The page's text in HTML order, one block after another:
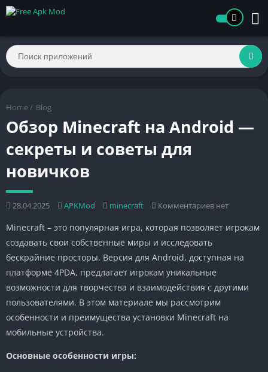
Home / Blog
Обзор Minecraft на Android —
секреты и советы для
новичков
28.04.2025 APKMod minecraft Комментариев нет
Minecraft – это популярная игра, которая позволяет игрокам
создавать свои собственные миры и исследовать
бескрайние просторы. Версия для Android, доступная на
платформе 4PDA, предлагает игрокам уникальные
возможности для творчества и взаимодействия с другими
пользователями. В этом материале мы рассмотрим
особенности и преимущества установки Minecraft на
мобильные устройства.
Основные особенности игры: